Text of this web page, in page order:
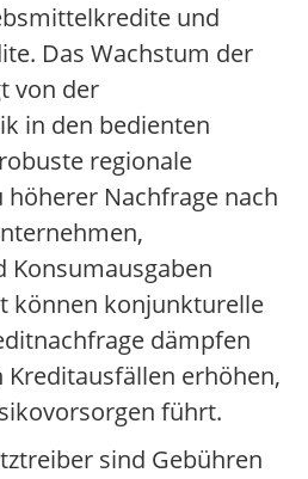
und
Das Wachstum der
von der
in den bedienten
regionale
Nachfrage nach
Konsumausgaben
können konjunkturelle
dämpfen
Kreditausfällen erhöhen,
führt.
sind Gebühren